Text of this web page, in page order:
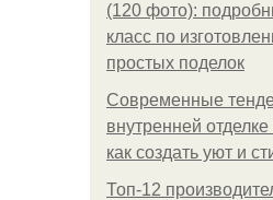
(120 фото):
класс по
простых поделок
Современные
внутренней
как создать уют и
Топ-12